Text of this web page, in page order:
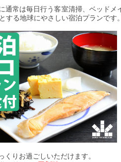
通常は毎日行う客室清掃、ベッドメ
とする地球にやさしい宿泊プランです。
りお過ごしいただけます。